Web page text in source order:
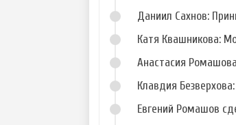
Даниил Сахнов:
Катя Квашникова:
Анастасия
Клавдия
Евгений Ромашов